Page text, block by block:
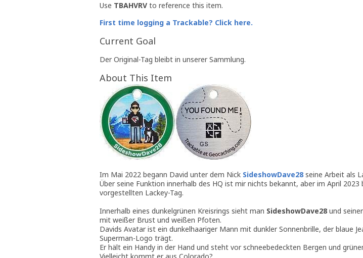
Use TBAHVRV to reference this item.
First time logging a Trackable? Click here.
Current Goal
Der Original-Tag bleibt in unserer Sammlung.
About This Item
Im Mai 2022 begann David unter dem Nick SideshowDave28 seine Arbeit als
Über seine Funktion innerhalb des HQ ist mir nichts bekannt, aber im April
vorgestellten Lackey-Tag.
Innerhalb eines dunkelgrünen Kreisrings sieht man SideshowDave28 und
mit weißer Brust und weißen Pfoten.
Davids Avatar ist ein dunkelhaariger Mann mit dunkler Sonnenbrille, der blaue
Superman-Logo trägt.
Er hält ein Handy in der Hand und steht vor schneebedeckten Bergen und